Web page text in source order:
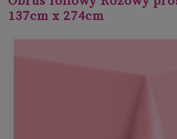
137cm x 274cm